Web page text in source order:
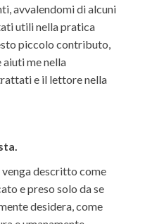
avvalendomi di alcuni
utili nella pratica
piccolo contributo,
me nella
e il lettore nella
descritto come
e preso solo da se
desidera, come